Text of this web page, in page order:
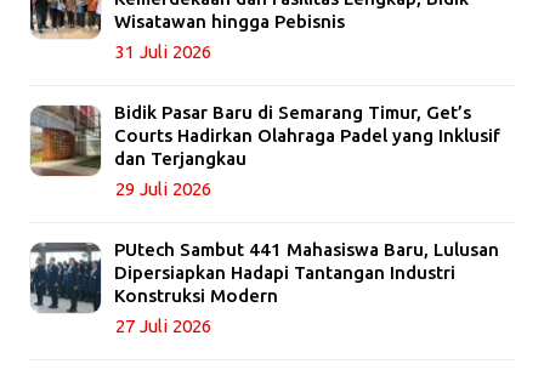
Wisatawan hingga Pebisnis
31 Juli 2026
Bidik Pasar Baru di Semarang Timur, Get’s
Courts Hadirkan Olahraga Padel yang Inklusif
dan Terjangkau
29 Juli 2026
PUtech Sambut 441 Mahasiswa Baru, Lulusan
Dipersiapkan Hadapi Tantangan Industri
Konstruksi Modern
27 Juli 2026